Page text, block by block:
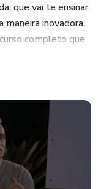
que vai te ensinar
maneira inovadora,
completo que
e produtor
brasileiro,
Junior já viajou
as partes do